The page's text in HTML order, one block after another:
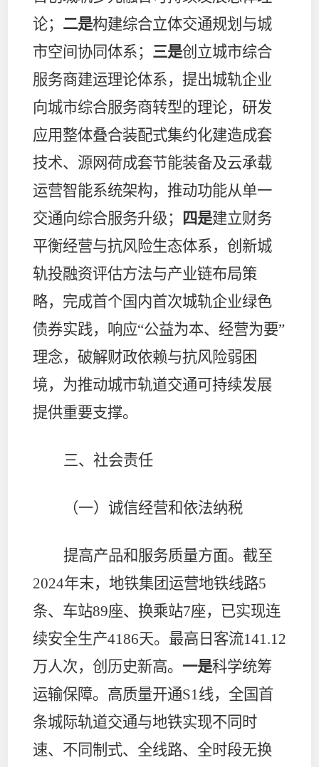
论； 二是构建综合立体交通规划与城
市空间协同体系； 三是创立城市综合
服务商建运理论体系，提出城轨企业
向城市综合服务商转型的理论，研发
应用整体叠合装配式集约化建造成套
技术、源网荷成套节能装备及云承载
运营智能系统架构，推动功能从单一
交通向综合服务升级；
四是建立财务
平衡经营与抗风险生态体系，创新城
轨投融资评估方法与产业链布局策
略，完成首个国内首次城轨企业绿色
债券实践，响应“公益为本、经营为要”
理念，破解财政依赖与抗风险弱困
境，为推动城市轨道交通可持续发展
提供重要支撑。
三、社会责任
（一）诚信经营和依法纳税
提高产品和服务质量方面。 截至
2024年末，地铁集团运营地铁线路5
条、车站89座、换乘站7座，已实现连
续安全生产4186天。最高日客流141.12
万人次，创历史新高。 一是科学统筹
运输保障。高质量开通S1 线，全国首
条城际轨道交通与地铁实现不同时
速、不同制式、全线路、全时段无换